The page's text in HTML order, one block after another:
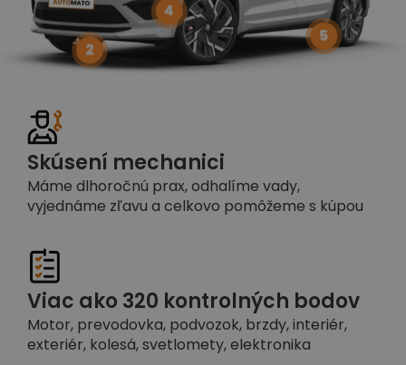
Skúsení mechanici
Máme dlhoročnú prax, odhalíme vady,
vyjednáme zľavu a celkovo pomôžeme s kúpou
Viac ako 320 kontrolných bodov
Motor, prevodovka, podvozok, brzdy, interiér,
exteriér, kolesá, svetlomety, elektronika
2
4
5